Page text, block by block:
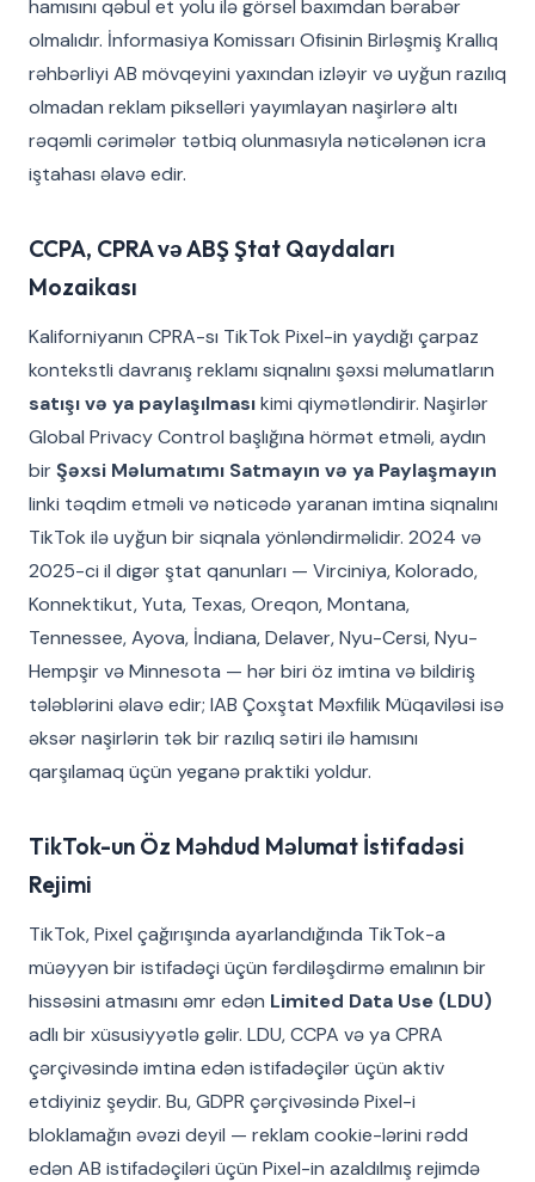
hamısını qəbul et yolu ilə görsel baxımdan bərabər
olmalıdır. İnformasiya Komissarı Ofisinin Birləşmiş Krallıq
rəhbərliyi AB mövqeyini yaxından izləyir və uyğun razılıq
olmadan reklam pikselləri yayımlayan naşirlərə altı
rəqəmli cərimələr tətbiq olunmasıyla nəticələnən icra
iştahası əlavə edir.
CCPA, CPRA və ABŞ Ştat Qaydaları
Mozaikası
Kaliforniyanın CPRA-sı TikTok Pixel-in yaydığı çarpaz
kontekstli davranış reklamı siqnalını şəxsi məlumatların
satışı və ya paylaşılmasıkimi qiymətləndirir. Naşirlər
Global Privacy Control başlığına hörmət etməli, aydın
birŞəxsi Məlumatımı Satmayın və ya Paylaşmayın
linki təqdim etməli və nəticədə yaranan imtina siqnalını
TikTok ilə uyğun bir siqnala yönləndirməlidir. 2024 və
2025-ci il digər ştat qanunları — Virciniya, Kolorado,
Konnektikut, Yuta, Texas, Oreqon, Montana,
Tennessee, Ayova, İndiana, Delaver, Nyu-Cersi, Nyu-
Hempşir və Minnesota — hər biri öz imtina və bildiriş
tələblərini əlavə edir; IAB Çoxştat Məxfilik Müqaviləsi isə
əksər naşirlərin tək bir razılıq sətiri ilə hamısını
qarşılamaq üçün yeganə praktiki yoldur.
TikTok-un Öz Məhdud Məlumat İstifadəsi
Rejimi
TikTok, Pixel çağırışında ayarlandığında TikTok-a
müəyyən bir istifadəçi üçün fərdiləşdirmə emalının bir
hissəsini atmasını əmr edən Limited Data Use (LDU)
adlı bir xüsusiyyətlə gəlir. LDU, CCPA və ya CPRA
çərçivəsində imtina edən istifadəçilər üçün aktiv
etdiyiniz şeydir. Bu, GDPR çərçivəsində Pixel-i
bloklamağın əvəzi deyil — reklam cookie-lərini rədd
edən AB istifadəçiləri üçün Pixel-in azaldılmış rejimdə